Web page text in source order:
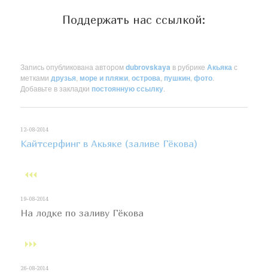
Поддержать нас ссылкой:
Запись опубликована авторомdubrovskaya в рубрикеАкьякас
меткамидрузья, море и пляжи,острова, пушкин,фото.
Добавьте в закладки постоянную ссылку.
12-08-2014
Кайтсерфинг в Акьяке (заливе Гёкова)
19-08-2014
На лодке по заливу Гёкова
26-08-2014